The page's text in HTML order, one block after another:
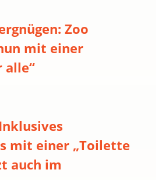
Zoo
mit einer
alle“
mit einer „Toilette
auch im